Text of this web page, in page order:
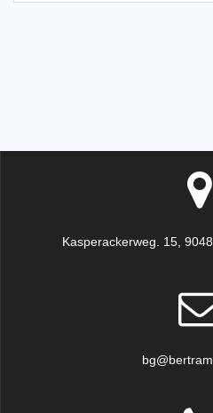
Kasperackerweg. 15,